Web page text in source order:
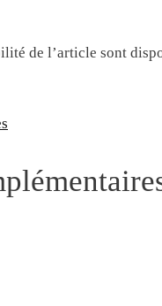
de l’article sont